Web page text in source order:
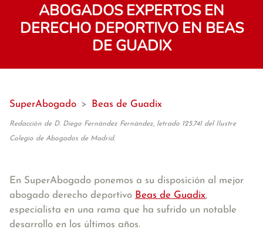
ABOGADOS EXPERTOS EN
DERECHO DEPORTIVO EN BEAS
DE GUADIX
SuperAbogado > Beas de Guadix
Redacción de D. Diego Fernández Fernández, letrado 125.741 del Ilustre
Colegio de Abogados de Madrid.
En SuperAbogado ponemos a su disposición al mejor
abogado derecho deportivo Beas de Guadix,
especialista en una rama que ha sufrido un notable
desarrollo en los últimos años.